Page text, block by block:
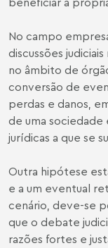
No campo
discussões
no âmbito de
conversão de
perdas e danos,
de uma
jurídicas a que se
Outra hipótese
e a um eventual
cenário, deve-se
que o debate
razões fortes e